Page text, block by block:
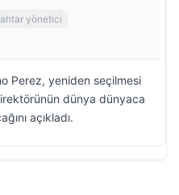
yönetici
Perez, yeniden seçilmesi
dünya dünyaca
açıkladı.